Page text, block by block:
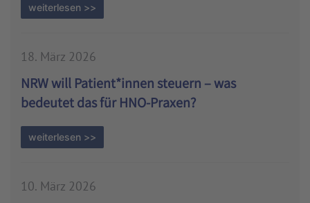
weiterlesen >>
18. März 2026
NRW will Patient*innen steuern – was
bedeutet das für HNO-Praxen?
weiterlesen >>
10. März 2026